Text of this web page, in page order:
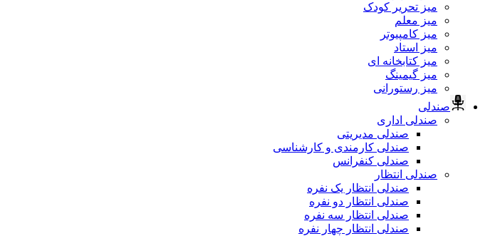
میز تحریر کودک
میز معلم
میز کامپیوتر
میز استاد
میز کتابخانه ای
میز گیمینگ
میز رستورانی
صندلی
صندلی اداری
صندلی مدیریتی
صندلی کارمندی و کارشناسی
صندلی کنفرانس
صندلی انتظار
صندلی انتظار یک نفره
صندلی انتظار دو نفره
صندلی انتظار سه نفره
صندلی انتظار چهار نفره